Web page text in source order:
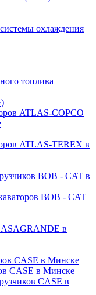
охлаждения
топлива
ATLAS-COPCO
ATLAS-TEREX в
BOB - CAT в
BOB - CAT
в
CASE в Минске
CASE в Минске
CASE в